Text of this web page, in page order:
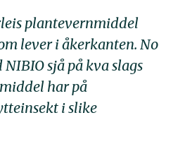
plantevernmiddel
lever i åkerkanten. No
sjå på kva slags
har på
i slike